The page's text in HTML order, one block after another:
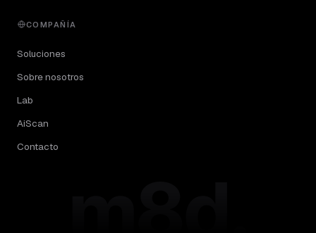
COMPAÑÍA
Soluciones
Sobre nosotros
Lab
AiScan
Contacto